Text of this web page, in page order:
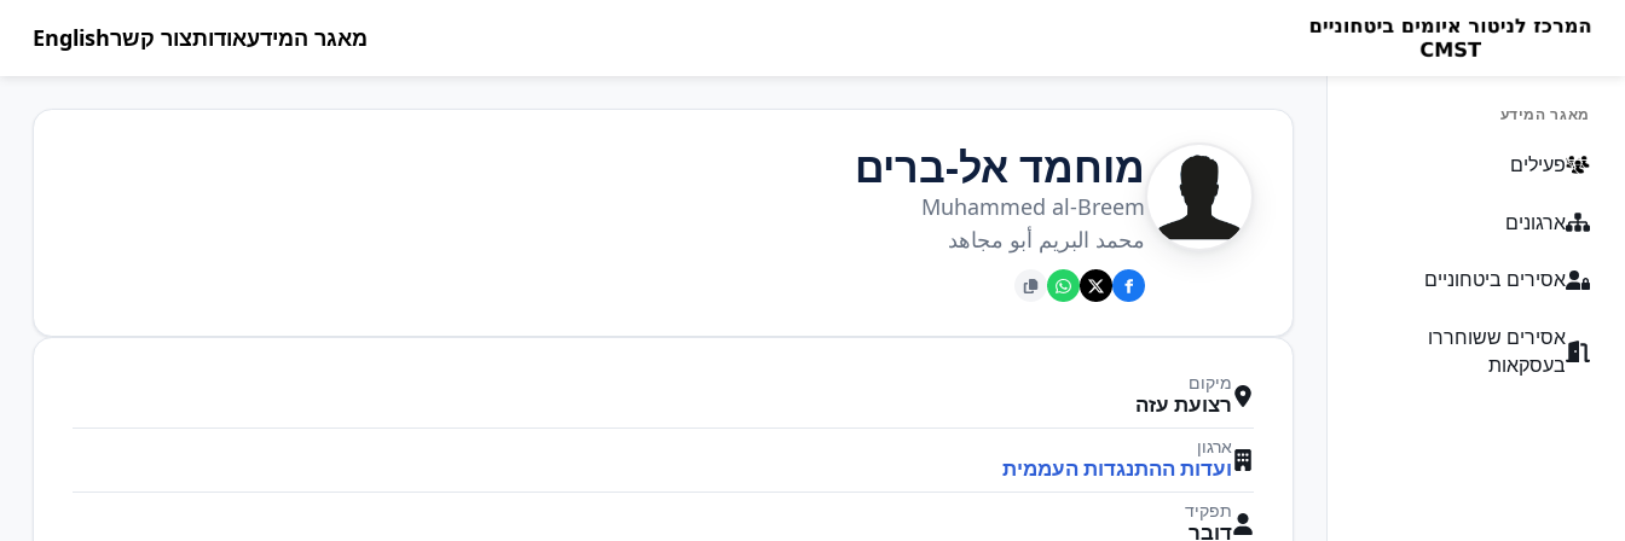
מאגר המידעאודותצור קשרEnglish
מאגר המידע
פעילים
ארגונים
אסירים ביטחוניים
אסירים ששוחררו
בעסקאות
מוחמד אל-ברים
Muhammed al-Breem
محمد البريم أبو مجاهد
מיקום
רצועת עזה
ארגון
ועדות ההתנגדות העממית
תפקיד
דובר